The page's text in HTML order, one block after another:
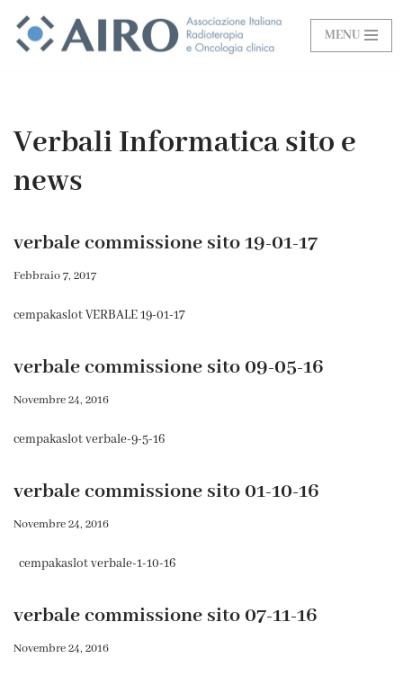
Vai
MENU
Verbali Informatica sito e
news
verbale commissione sito 19-01-17
Febbraio 7, 2017
cempakaslot VERBALE 19-01-17
verbale commissione sito 09-05-16
Novembre 24, 2016
cempakaslot verbale-9-5-16
verbale commissione sito 01-10-16
Novembre 24, 2016
cempakaslot verbale-1-10-16
verbale commissione sito 07-11-16
Novembre 24, 2016